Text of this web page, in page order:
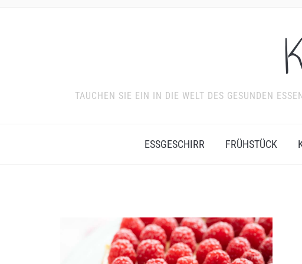
TAUCHEN SIE EIN IN DIE WELT DES GESUNDEN
ESSGESCHIRR FRÜHSTÜCK